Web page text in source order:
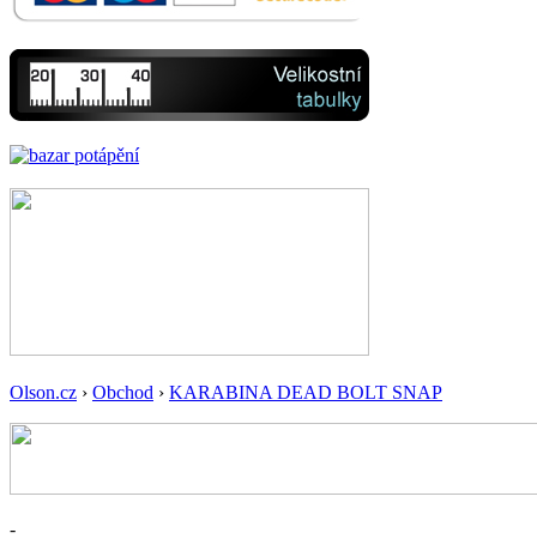
Olson.cz › Obchod › KARABINA DEAD BOLT SNAP
-